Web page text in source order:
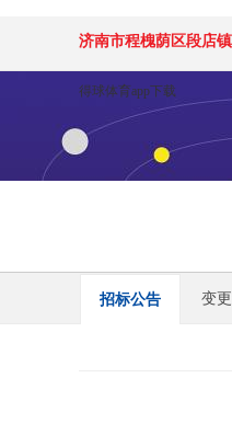
济南市程槐荫区段店
得球体育app下载
招标公告 变